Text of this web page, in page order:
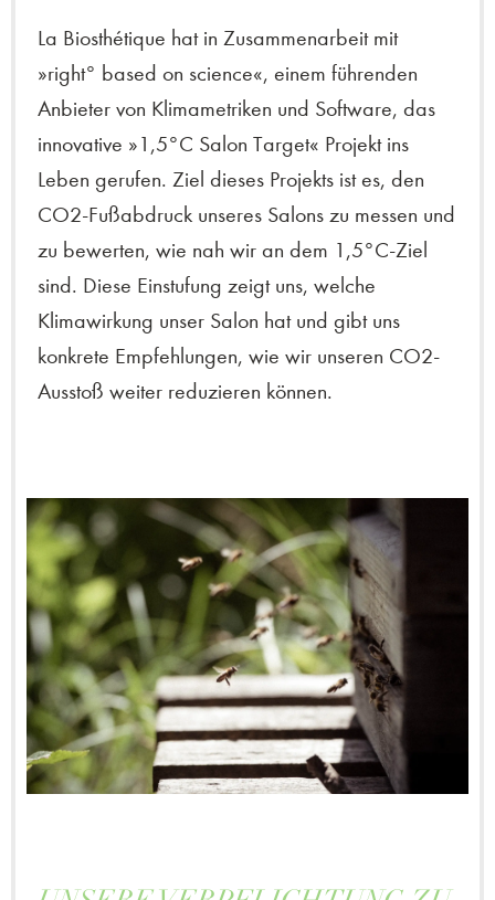
La Biosthétique hat in Zusammenarbeit mit
»right° based on science«, einem führenden
Anbieter von Klimametriken und Software, das
innovative »1,5°C Salon Target« Projekt ins
Leben gerufen. Ziel dieses Projekts ist es, den
CO2-Fußabdruck unseres Salons zu messen und
zu bewerten, wie nah wir an dem 1,5°C-Ziel
sind. Diese Einstufung zeigt uns, welche
Klimawirkung unser Salon hat und gibt uns
konkrete Empfehlungen, wie wir unseren CO2-
Ausstoß weiter reduzieren können.